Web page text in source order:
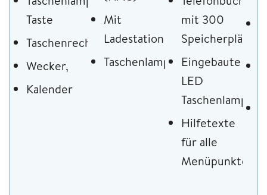
Taste
Taschenrechner,
Wecker,
Kalender
Mit
Ladestation
Taschenlampenmodus
mit 300
Speicherplätzen
Eingebaute
LED
Taschenlampe
Hilfetexte
für alle
Menüpunkte